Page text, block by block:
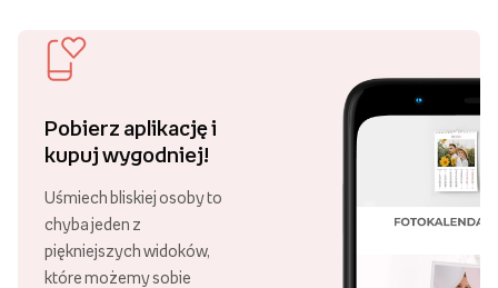
Pobierz aplikację i
kupuj wygodniej!
Uśmiech bliskiej osoby to
chyba jeden z
piękniejszych widoków,
które możemy sobie